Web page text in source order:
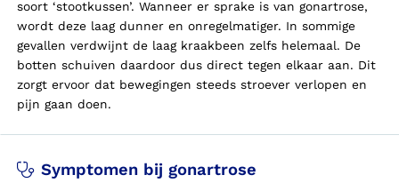
soort ‘stootkussen’. Wanneer er sprake is van gonartrose,
wordt deze laag dunner en onregelmatiger. In sommige
gevallen verdwijnt de laag kraakbeen zelfs helemaal. De
botten schuiven daardoor dus direct tegen elkaar aan. Dit
zorgt ervoor dat bewegingen steeds stroever verlopen en
pijn gaan doen.
Symptomen bij gonartrose